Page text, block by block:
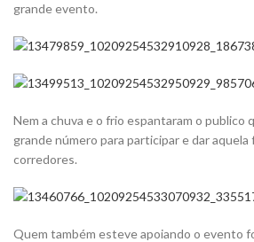
grande evento.
Nem a chuva e o frio espantaram o publico
grande número para participar e dar aquela
corredores.
Quem também esteve apoiando o evento